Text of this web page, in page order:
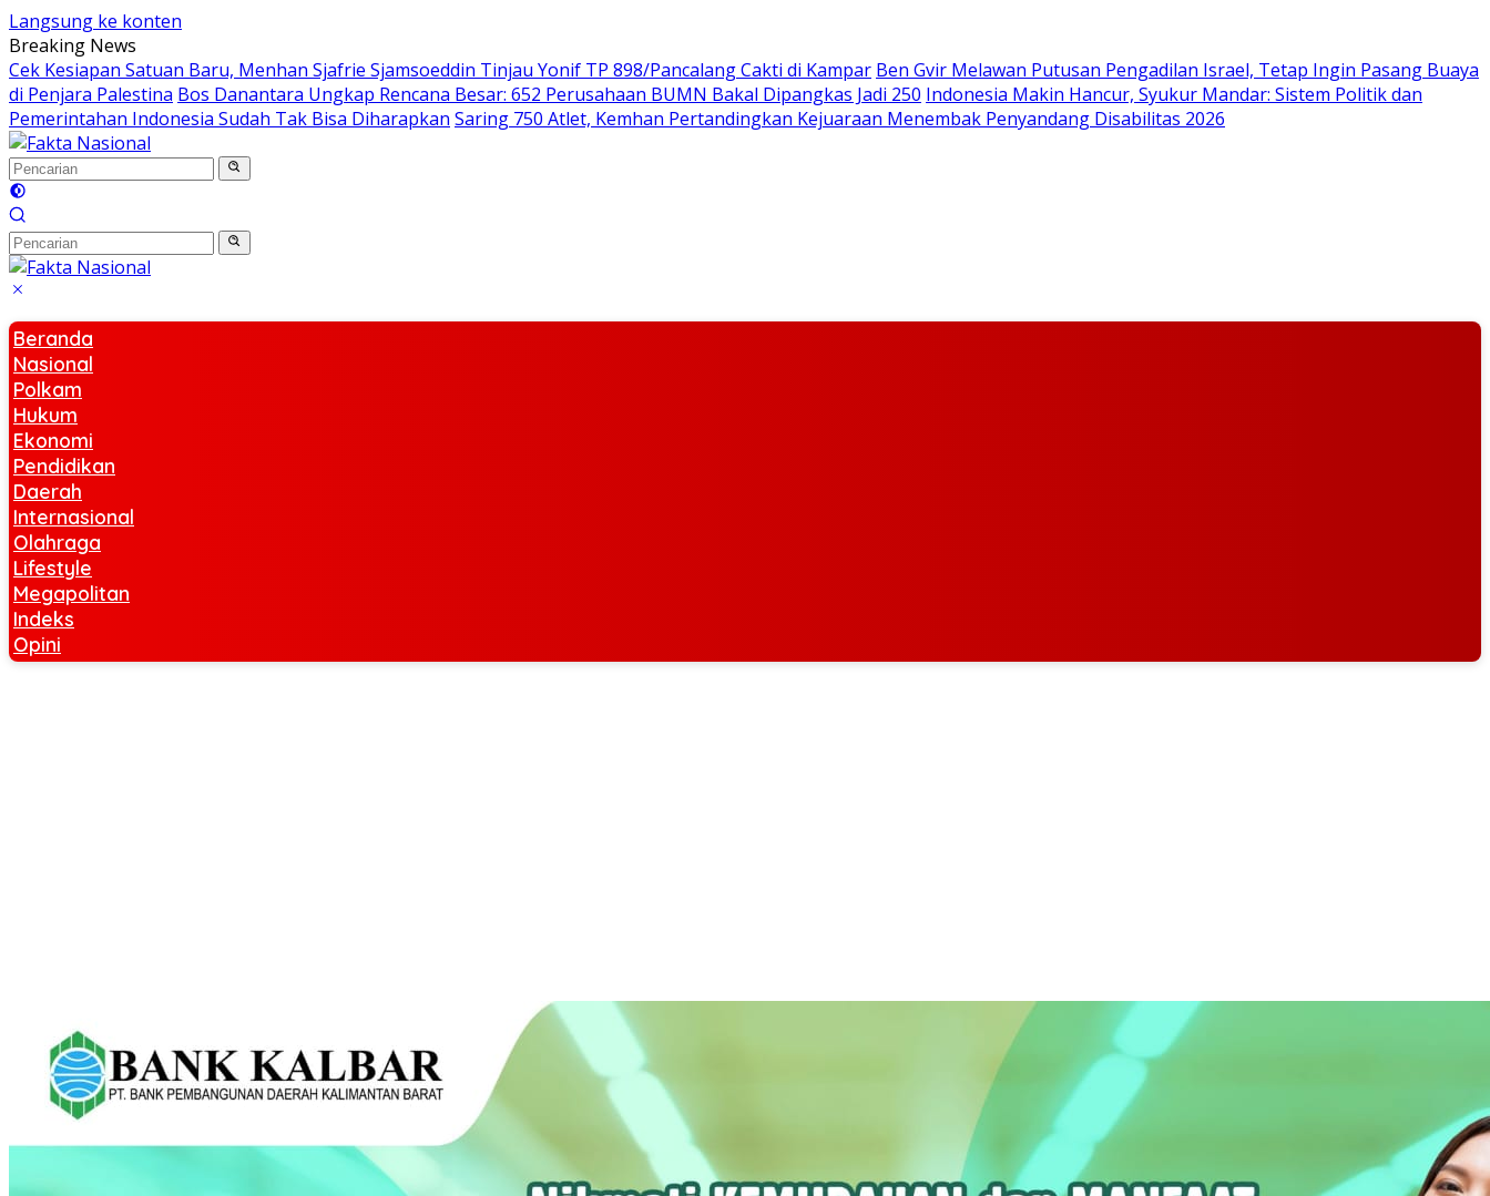
Langsung ke konten
Breaking News
Cek Kesiapan Satuan Baru, Menhan Sjafrie Sjamsoeddin Tinjau Yonif TP 898/Pancalang Cakti di Kampar Ben Gvir Melawan Putusan Pengadilan Israel, Tetap Ingin Pasang Buaya
di Penjara Palestina Bos Danantara Ungkap Rencana Besar: 652 Perusahaan BUMN Bakal Dipangkas Jadi 250 Indonesia Makin Hancur, Syukur Mandar: Sistem Politik dan
Pemerintahan Indonesia Sudah Tak Bisa Diharapkan Saring 750 Atlet, Kemhan Pertandingkan Kejuaraan Menembak Penyandang Disabilitas 2026
Beranda
Nasional
Polkam
Hukum
Ekonomi
Pendidikan
Daerah
Internasional
Olahraga
Lifestyle
Megapolitan
Indeks
Opini